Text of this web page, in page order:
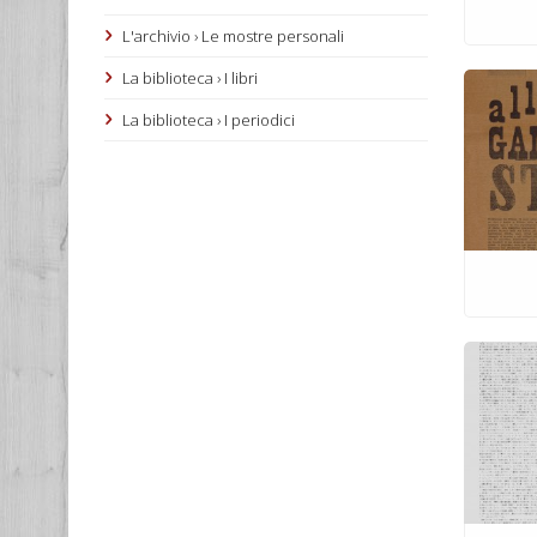
L'archivio › Le mostre personali
La biblioteca › I libri
La biblioteca › I periodici